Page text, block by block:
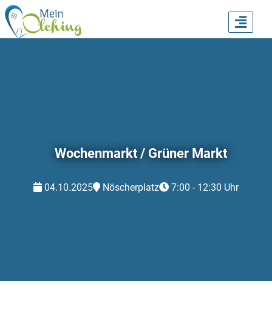
Wochenmarkt / Grüner Markt
04.10.2025 Nöscherplatz 7:00 - 12:30 Uhr